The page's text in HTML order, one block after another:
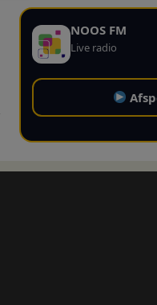
NOOS FM
Live radio